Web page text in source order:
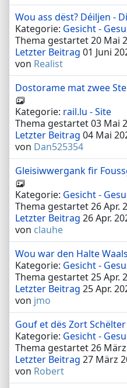
Wou ass dëst? Déiljen -
Kategorie: Gesicht -
Thema gestartet 20 Mai
Letzter Beitrag 01 Juni
von Realist
Dostorame mat zwee
Kategorie: rail.lu - Site
Thema gestartet 03 Mai
Letzter Beitrag 04 Mai
von Dan525354
Gleisiwwergank fir
Kategorie: Gesicht -
Thema gestartet 26 Apr.
Letzter Beitrag 26 Apr.
von clauhe
Wou war den Halte
Kategorie: Gesicht -
Thema gestartet 25 Apr.
Letzter Beitrag 25 Apr.
von jmo
Gouf et dës Zort
Kategorie: Gesicht -
Thema gestartet 26
Letzter Beitrag 27 März
von Robert